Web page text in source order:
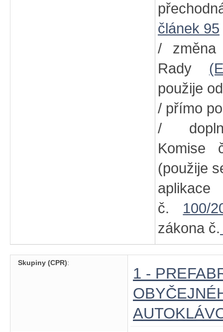
článek 95
/ změna
Rady
použije
/ přímo
/
(použije
č. 100/
zákona č.
Skupiny (CPR):
1 -